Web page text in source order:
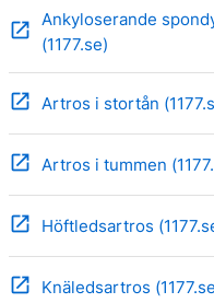
open_in_new Ankyloserande
(1177.se)
open_in_new Artros i stortån
open_in_new Artros i tummen
open_in_new Höftledsartros
open_in_new Knäledsartros